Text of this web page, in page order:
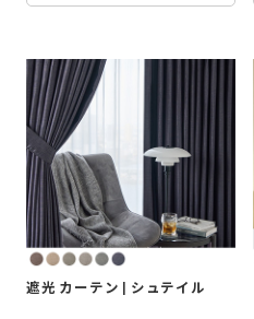
遮光 カーテン | シュテイル